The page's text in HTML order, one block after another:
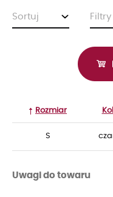
Sortuj Filtry
Rozmiar
S
Uwagi do towaru